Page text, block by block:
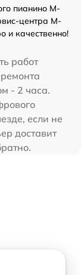
пианино M-
центра M-
и качественно!
работ
- 2 часа.
если не
доставит